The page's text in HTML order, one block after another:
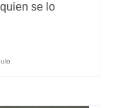
se lo